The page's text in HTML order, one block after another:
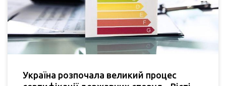
Україна розпочала великий процес